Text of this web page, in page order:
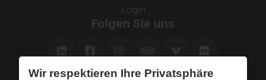
Login
Folgen Sie uns
Wir respektieren Ihre Privatsphäre